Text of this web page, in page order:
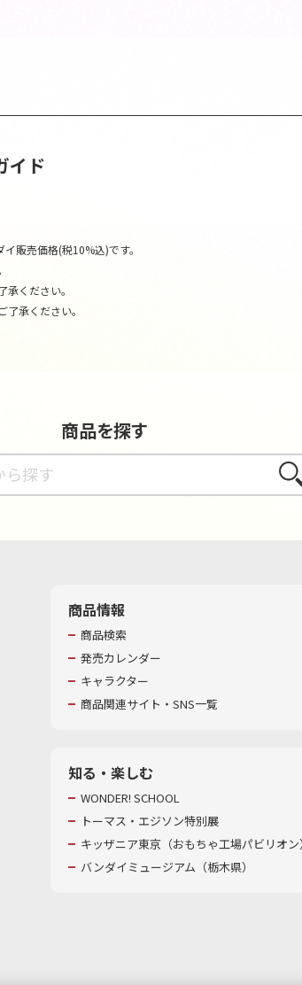
イド
販売価格(税10%込)です。
ください。
承ください。
商品を探す
さが
商品情報
商品検索
発売カレンダー
キャラクター
商品関連サイト・SNS一覧
知る・楽しむ
WONDER! SCHOOL
トーマス・エジソン特別展
キッザニア東京（おもちゃ工場パビリオ
バンダイミュージアム（栃木県）